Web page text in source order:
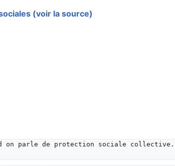
(voir la source)
on parle de protection sociale